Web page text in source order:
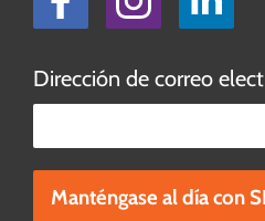
Dirección de correo